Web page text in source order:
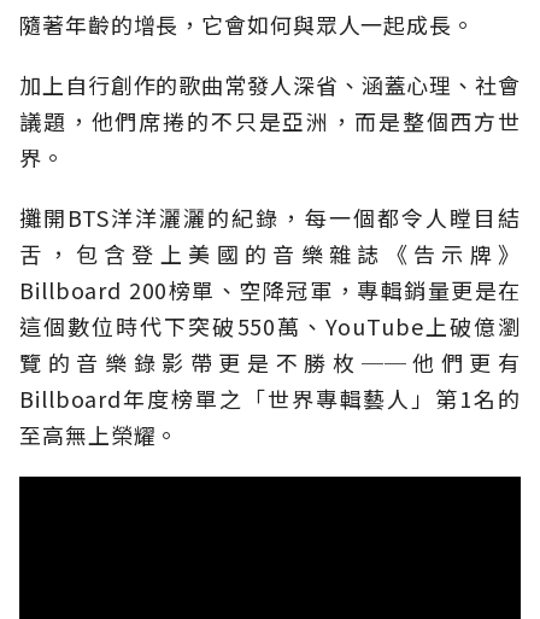
隨著年齡的增長，它會如何與眾人一起成長。
加上自行創作的歌曲常發人深省、涵蓋心理、社會
議題，他們席捲的不只是亞洲，而是整個西方世
界。
攤開BTS洋洋灑灑的紀錄，每一個都令人瞠目結
舌，包含登上美國的音樂雜誌《告示牌》
Billboard 200榜單、空降冠軍，專輯銷量更是在
這個數位時代下突破550萬、YouTube上破億瀏
覽的音樂錄影帶更是不勝枚──他們更有
Billboard年度榜單之「世界專輯藝人」第1名的
至高無上榮耀。